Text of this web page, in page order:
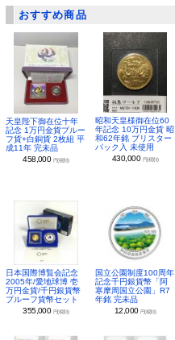
おすすめ商品
天皇陛下御在位十年
記念 1万円金貨プルー
フ貨+白銅貨 2枚組 平
成11年 完未品
458,000 円(税別)
昭和天皇様御在位60
年記念 10万円金貨 昭
和62年銘 ブリスター
パック入 未使用
430,000 円(税別)
日本国際博覧会記念
2005年/愛地球博 壱
万円金貨/千円銀貨幣
プルーフ貨幣セット
355,000 円(税別)
国立公園制度100周年
記念千円銀貨幣「阿
寒摩周国立公園」R7
年銘 完未品
12,000 円(税別)